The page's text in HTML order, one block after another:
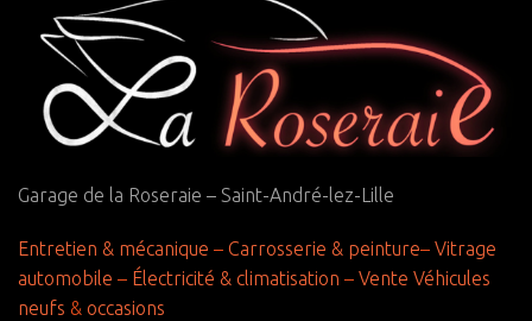
Garage de la Roseraie – Saint-André-lez-Lille
Entretien & mécanique – Carrosserie & peinture– Vitrage
automobile – Électricité & climatisation – Vente Véhicules
neufs & occasions